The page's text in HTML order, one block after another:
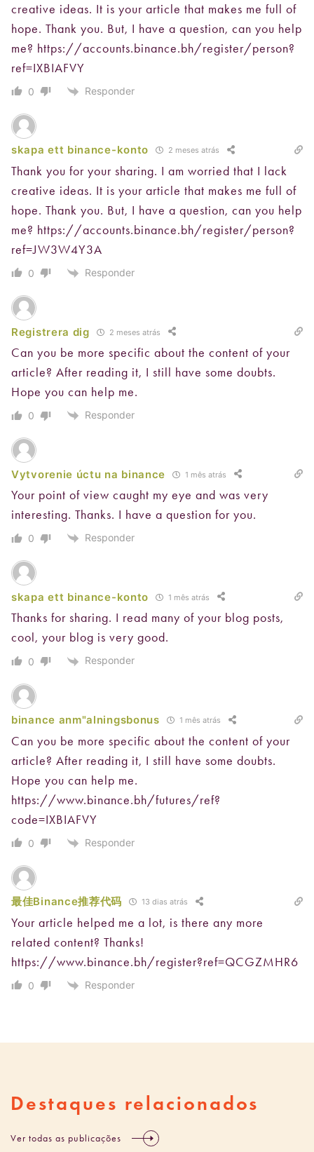
creative ideas. It is your article that makes me full of
hope. Thank you. But, I have a question, can you help
me? https://accounts.binance.bh/register/person?
ref=IXBIAFVY
0 Responder
skapa ett binance-konto 2 meses atrás
Thank you for your sharing. I am worried that I lack
creative ideas. It is your article that makes me full of
hope. Thank you. But, I have a question, can you help
me? https://accounts.binance.bh/register/person?
ref=JW3W4Y3A
0 Responder
Registrera dig 2 meses atrás
Can you be more specific about the content of your
article? After reading it, I still have some doubts.
Hope you can help me.
0 Responder
Vytvorenie úctu na binance 1 mês atrás
Your point of view caught my eye and was very
interesting. Thanks. I have a question for you.
0 Responder
skapa ett binance-konto 1 mês atrás
Thanks for sharing. I read many of your blog posts,
cool, your blog is very good.
0 Responder
binance anm"alningsbonus 1 mês atrás
Can you be more specific about the content of your
article? After reading it, I still have some doubts.
Hope you can help me.
https://www.binance.bh/futures/ref?
code=IXBIAFVY
0 Responder
最佳Binance推荐代码 13 dias atrás
Your article helped me a lot, is there any more
related content? Thanks!
https://www.binance.bh/register?ref=QCGZMHR6
0 Responder
Destaques relacionados
Ver todas as publicações